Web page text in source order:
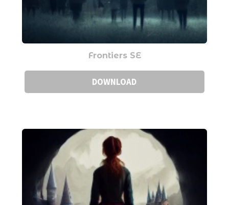
Frontiers SE
DOWNLOAD